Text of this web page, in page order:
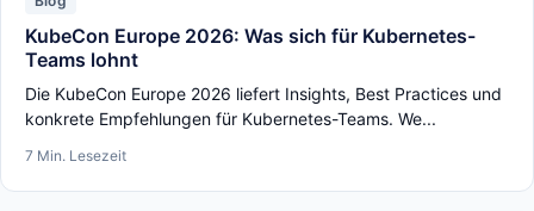
KubeCon Europe 2026: Was sich für Kubernetes-
Teams lohnt
Die KubeCon Europe 2026 liefert Insights, Best Practices und
konkrete Empfehlungen für Kubernetes-Teams. We...
7 Min. Lesezeit